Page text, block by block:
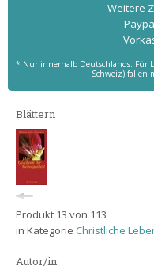
Weitere
* Nur innerhalb Deutschlands. Für
Schweiz) fallen
Blättern
Produkt 13 von 113
in Kategorie Christliche
Autor/in